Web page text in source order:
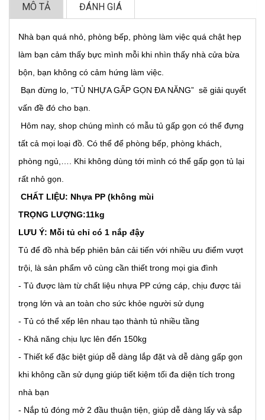
MÔ TẢ ĐÁNH GIÁ
Nhà bạn quá nhỏ, phòng bếp, phòng làm việc quá chật hẹp
làm bạn cảm thấy bực mình mỗi khi nhìn thấy nhà cửa bừa
bộn, bạn không có cảm hứng làm việc.
Bạn đừng lo, “TỦ NHỰA GẤP GỌN ĐA NĂNG” sẽ giải quyết
vấn đề đó cho bạn.
Hôm nay, shop chúng mình có mẫu tủ gấp gọn có thể đựng
tất cả mọi loại đồ. Có thể để phòng bếp, phòng khách,
phòng ngủ,…. Khi không dùng tới mình có thể gấp gọn tủ lại
rất nhỏ gọn.
CHẤT LIỆU: Nhựa PP (không mùi
TRỌNG LƯỢNG:11kg
LƯU Ý: Mỗi tủ chỉ có 1 nắp đậy
Tủ để đồ nhà bếp phiên bản cải tiến với nhiều ưu điểm vượt
trội, là sản phẩm vô cùng cần thiết trong mọi gia đình
- Tủ được làm từ chất liệu nhựa PP cứng cáp, chịu được tải
trọng lớn và an toàn cho sức khỏe người sử dụng
- Tủ có thể xếp lên nhau tạo thành tủ nhiều tầng
- Khả năng chịu lực lên đến 150kg
- Thiết kế đặc biệt giúp dễ dàng lắp đặt và dễ dàng gấp gọn
khi không cần sử dụng giúp tiết kiệm tối đa diện tích trong
nhà bạn
- Nắp tủ đóng mở 2 đầu thuận tiện, giúp dễ dàng lấy và sắp